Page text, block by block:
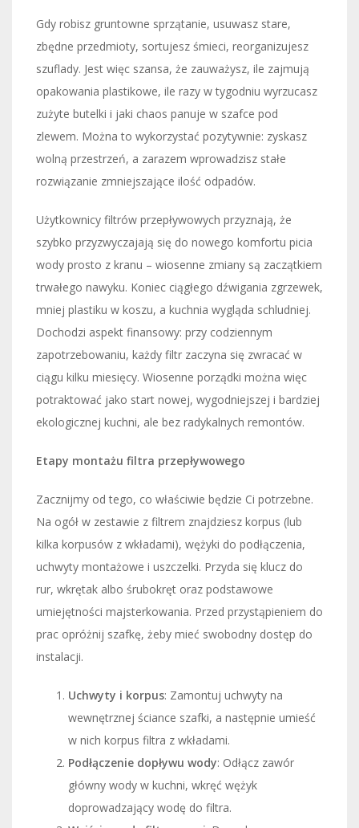
Gdy robisz gruntowne sprzątanie, usuwasz stare,
zbędne przedmioty, sortujesz śmieci, reorganizujesz
szuflady. Jest więc szansa, że zauważysz, ile zajmują
opakowania plastikowe, ile razy w tygodniu wyrzucasz
zużyte butelki i jaki chaos panuje w szafce pod
zlewem. Można to wykorzystać pozytywnie: zyskasz
wolną przestrzeń, a zarazem wprowadzisz stałe
rozwiązanie zmniejszające ilość odpadów.
Użytkownicy filtrów przepływowych przyznają, że
szybko przyzwyczajają się do nowego komfortu picia
wody prosto z kranu – wiosenne zmiany są zaczątkiem
trwałego nawyku. Koniec ciągłego dźwigania zgrzewek,
mniej plastiku w koszu, a kuchnia wygląda schludniej.
Dochodzi aspekt finansowy: przy codziennym
zapotrzebowaniu, każdy filtr zaczyna się zwracać w
ciągu kilku miesięcy. Wiosenne porządki można więc
potraktować jako start nowej, wygodniejszej i bardziej
ekologicznej kuchni, ale bez radykalnych remontów.
Etapy montażu filtra przepływowego
Zacznijmy od tego, co właściwie będzie Ci potrzebne.
Na ogół w zestawie z filtrem znajdziesz korpus (lub
kilka korpusów z wkładami), wężyki do podłączenia,
uchwyty montażowe i uszczelki. Przyda się klucz do
rur, wkrętak albo śrubokręt oraz podstawowe
umiejętności majsterkowania. Przed przystąpieniem do
prac opróżnij szafkę, żeby mieć swobodny dostęp do
instalacji.
Uchwyty i korpus: Zamontuj uchwyty na
wewnętrznej ściance szafki, a następnie umieść
w nich korpus filtra z wkładami.
Podłączenie dopływu wody: Odłącz zawór
główny wody w kuchni, wkręć wężyk
doprowadzający wodę do filtra.